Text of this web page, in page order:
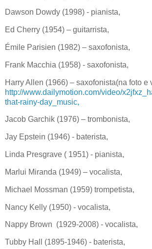
Dawson Dowdy (1998) - pianista,
Ed Cherry (1954) – guitarrista,
Émile Parisien (1982) – saxofonista,
Frank Macchia (1958) - saxofonista,
Harry Allen (1966) – saxofonista(na foto e
http://www.dailymotion.com/video/
that-rainy-day_music,
Jacob Garchik (1976) – trombonista,
Jay Epstein (1946) - baterista,
Linda Presgrave ( 1951) - pianista,
Marlui Miranda (1949) – vocalista,
Michael Mossman (1959) trompetista,
Nancy Kelly (1950) - vocalista,
Nappy Brown (1929-2008) - vocalista,
Tubby Hall (1895-1946) - baterista,